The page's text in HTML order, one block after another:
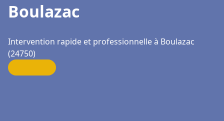
Boulazac
Intervention rapide et professionnelle à Boulazac
(24750)